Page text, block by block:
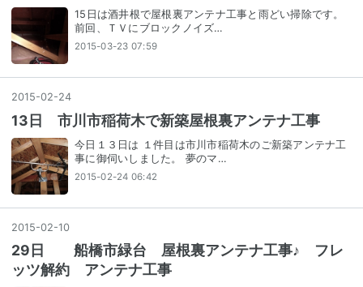
15日は酒井根で屋根裏アンテナ工事と雨どい掃除です。
前回、ＴＶにブロックノイズ…
2015-03-23 07:59
2015-02-24
13日 市川市稲荷木で新築屋根裏アンテナ工事
今日１３日は １件目は市川市稲荷木のご新築アンテナ工
事に御伺いしました。 夢のマ…
2015-02-24 06:42
2015-02-10
29日 船橋市緑台 屋根裏アンテナ工事♪ フレ
ッツ解約 アンテナ工事